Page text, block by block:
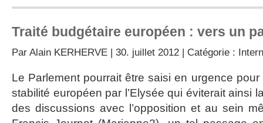
Traité budgétaire européen : vers un
Par Alain KERHERVE | 30. juillet 2012 | Catégorie :
Le Parlement pourrait être saisi en urgence
stabilité européen par l’Elysée qui éviterait ainsi
des discussions avec l’opposition et au sein